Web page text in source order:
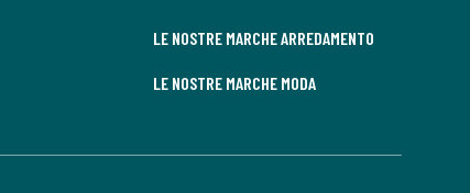
LE NOSTRE MARCHE ARREDAMENTO
LE NOSTRE MARCHE MODA